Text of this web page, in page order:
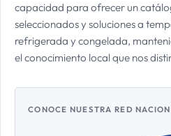
capacidad para ofrecer un
seleccionados y soluciones a
refrigerada y congelada,
el conocimiento local que nos
CONOCE NUESTRA RED